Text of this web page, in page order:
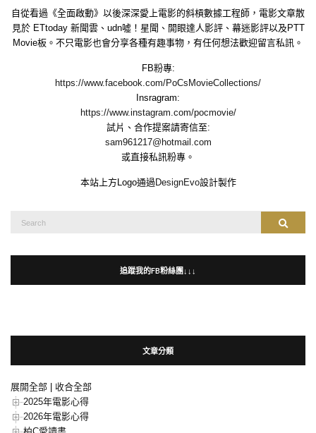
自從看過《全面啟動》以後深深愛上電影的斜槓數據工程師，電影文章散
見於 ETtoday 新聞雲、udn噓！星聞、開眼達人影評、幕迷影評以及PTT
Movie板。不只電影也會分享各種有趣事物，有任何想法歡迎留言私訊。
FB粉專:
https://www.facebook.com/PoCsMovieCollections/
Insragram:
https://www.instagram.com/pocmovie/
試片、合作提案請寄信至:
sam961217@hotmail.com
或直接私訊粉專。
本站上方Logo通過 DesignEvo設計製作
Search
Search
追蹤我的FB粉絲團↓↓↓
文章分類
展開全部
收合全部
2025年電影心得
2026年電影心得